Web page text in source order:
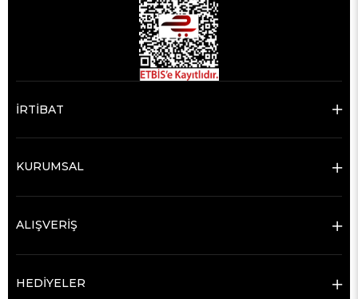
İRTİBAT
KURUMSAL
ALIŞVERİŞ
HEDİYELER